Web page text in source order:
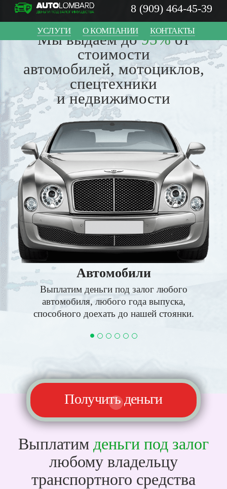
УСЛУГИ О КОМПАНИИ КОНТАКТЫ
8 (909) 464-45-39
Мы выдаем до95%от
стоимости
автомобилей, мотоциклов,
спецтехники
и недвижимости
Автомобили
Выплатим деньги под залог любого
автомобиля, любого года выпуска,
способного доехать до нашей стоянки.
Получить деньги
Выплатим деньги под залог
любому владельцу
транспортного средства